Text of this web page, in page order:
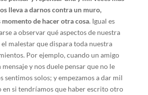
lleva a darnos contra un muro,
momento de hacer otra cosa. Igual es
a observar qué aspectos de nuestra
malestar que dispara toda nuestra
Por ejemplo, cuando un amigo
mensaje y nos duele pensar que no le
sentimos solos; y empezamos a dar mil
en si tendríamos que haber escrito otro